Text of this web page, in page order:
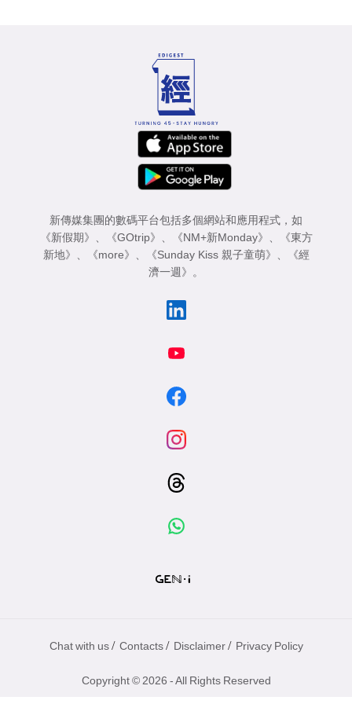
新傳媒集團的數碼平台包括多個網站和應用程式，如
《新假期》
《GOtrip》 《NM+新Monday》
《東方
新地》
《more》 《Sunday Kiss 親子童萌》
《經
濟一週》
。
Chat with us / Contacts / Disclaimer / Privacy Policy
Copyright © 2026 - All Rights Reserved